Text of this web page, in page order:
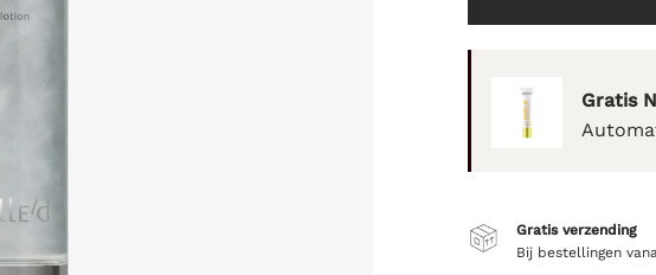
Gratis
Gratis verzending
Bij bestellingen